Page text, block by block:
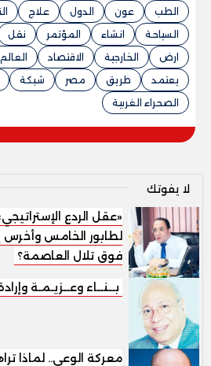
الطب
عون الدول علاج
السياحة
انشاء المؤتمر نقل
ارض
الخارجية الاقتصاد العالم
يعتمد
طريق مصر شبكة
الصحراء الغربية
لا يفوتك
«عقل الردع
الطابور الخامس وأخرس
فوق تلال العاصمة؟
بــنــاء وعــزيـمـة
معركة الوعي.. لماذا